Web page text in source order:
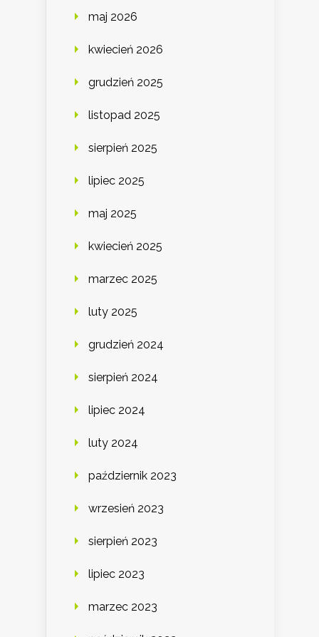
maj 2026
kwiecień 2026
grudzień 2025
listopad 2025
sierpień 2025
lipiec 2025
maj 2025
kwiecień 2025
marzec 2025
luty 2025
grudzień 2024
sierpień 2024
lipiec 2024
luty 2024
październik 2023
wrzesień 2023
sierpień 2023
lipiec 2023
marzec 2023